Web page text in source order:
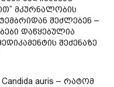
მკურნალობის
შეძლებენ –
დაწყებულია
შეძენაზე
Candida auris – რატომ